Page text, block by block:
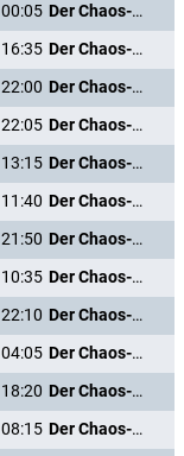
00:05
Der Chaos-Dad
16:35
Der Chaos-Dad
22:00
Der Chaos-Dad
22:05
Der Chaos-Dad
13:15
Der Chaos-Dad
11:40
Der Chaos-Dad
21:50
Der Chaos-Dad
10:35
Der Chaos-Dad
22:10
Der Chaos-Dad
04:05
Der Chaos-Dad
18:20
Der Chaos-Dad
08:15
Der Chaos-Dad